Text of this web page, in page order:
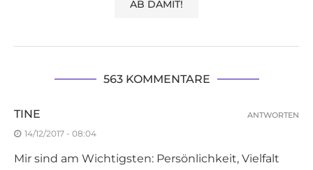
563 KOMMENTARE
TINE
14/12/2017 - 08:04
Mir sind am Wichtigsten: Persönlichkeit, Vielfalt
ANTWORTEN